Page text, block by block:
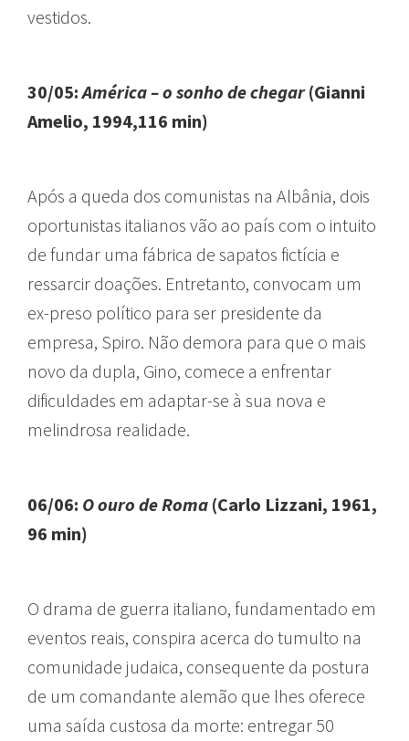
vestidos.
30/05:América – o sonho de chegar(Gianni
Amelio, 1994,116 min)
Após a queda dos comunistas na Albânia, dois
oportunistas italianos vão ao país com o intuito
de fundar uma fábrica de sapatos fictícia e
ressarcir doações. Entretanto, convocam um
ex-preso político para ser presidente da
empresa, Spiro. Não demora para que o mais
novo da dupla, Gino, comece a enfrentar
dificuldades em adaptar-se à sua nova e
melindrosa realidade.
06/06: O ouro de Roma (Carlo Lizzani, 1961,
96 min)
O drama de guerra italiano, fundamentado em
eventos reais, conspira acerca do tumulto na
comunidade judaica, consequente da postura
de um comandante alemão que lhes oferece
uma saída custosa da morte: entregar 50